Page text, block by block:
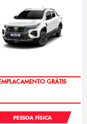
OPORTUNIDADE
PESSOA FÍSICA